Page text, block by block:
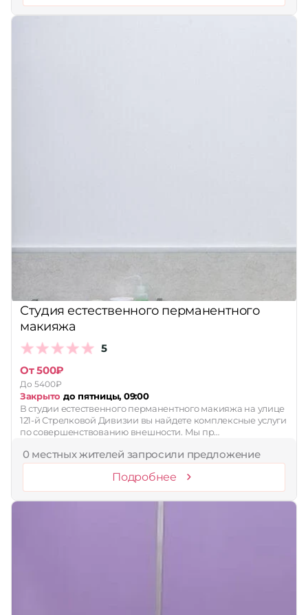
Студия естественного перманентного
макияжа
5
От 500₽
До 5400₽
Закрыто до пятницы, 09:00
В студии естественного перманентного макияжа на улице
121-й Стрелковой Дивизии вы найдете комплексные услуги
по совершенствованию внешности. Мы пр…
0 местных жителей запросили предложение
Подробнее